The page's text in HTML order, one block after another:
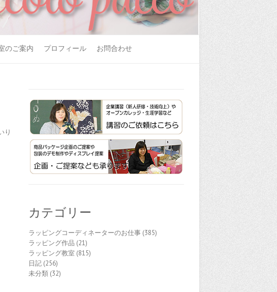
のご案内 プロフィール お問合わせ
り
カテゴリー
ラッピングコーディネーターのお仕事(385)
ラッピング作品 (21)
ラッピング教室 (815)
日記(256)
未分類(32)